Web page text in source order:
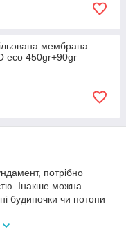
мембрана
eco 450gr+90gr
потрібно
Інакше можна
будиночки чи потопи
питання, яке вам